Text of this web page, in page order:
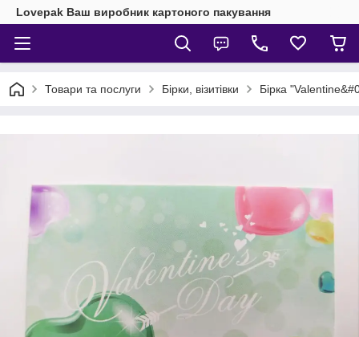
Lovepak Ваш виробник картоного пакування
Товари та послуги Бірки, візитівки Бірка